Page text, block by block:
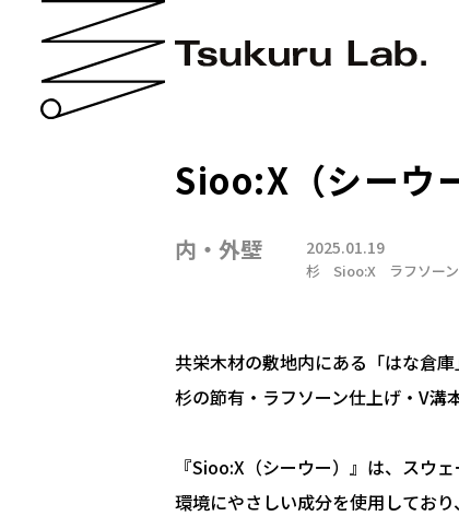
Sioo:X（シーウ
内・外壁 2025.01.19
杉 Sioo:X ラフソー
共栄木材の敷地内にある「はな倉庫
杉の節有・ラフソーン仕上げ・V溝
『Sioo:X（シーウー）』は、スウ
環境にやさしい成分を使用してお